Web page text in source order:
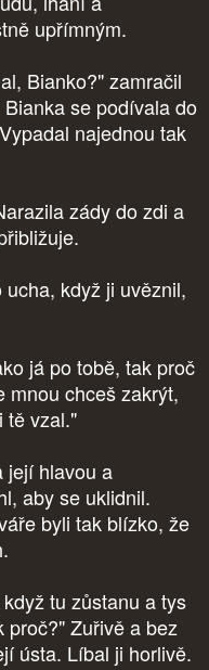
upřímným.
Bianko?" zamračil
se podívala do
najednou tak
zády do zdi a
ucha, když ji uvěznil,
já po tobě, tak proč
mnou chceš zakrýt,
tě vzal."
její hlavou a
aby se uklidnil.
byli tak blízko, že
tu zůstanu a tys
proč?" Zuřivě a bez
ústa. Líbal ji horlivě.